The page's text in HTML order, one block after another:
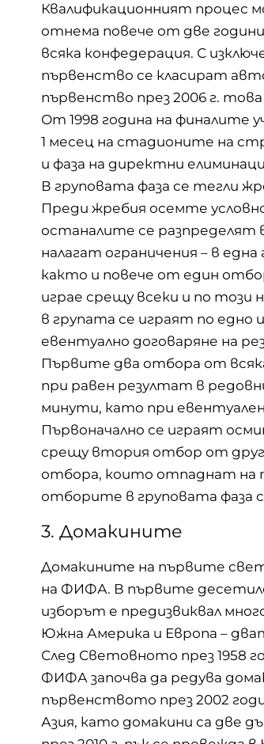
Квалификационният процес
отнема повече от две
всяка конфедерация. С
първенство се класират
първенство през 2006 г.
От 1998 година на финалите
1 месец на стадионите на
и фаза на директни
В груповата фаза се тегли
Преди жребия осемте
останалите се разпределят
налагат ограничения – в
както и повече от един
играе срещу всеки и по този
в групата се играят по
евентуално договаряне на
Първите два отбора от
при равен резултат в
минути, като при евентуален
Първоначално се играят
срещу втория отбор от
отбора, които отпаднат на
отборите в груповата фаза
3. Домакините
Домакините на първите
на ФИФА. В първите
изборът е предизвиквал
Южна Америка и Европа –
След Световното през 1958
ФИФА започва да редува
първенството през 2002
Азия, като домакини са две